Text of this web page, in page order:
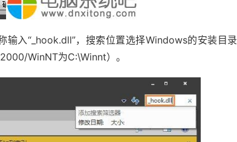
入“_hook.dll”，搜索位置选择Windows的安装目录
WinNT为C:\Winnt）。